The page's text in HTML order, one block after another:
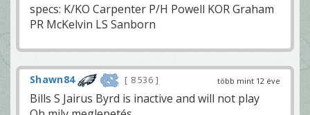
specs: K/KO Carpenter P/H Powell KOR Graham
PR McKelvin LS Sanborn
több mint 12 éve
Shawn84 8 536
Bills S Jairus Byrd is inactive and will not play